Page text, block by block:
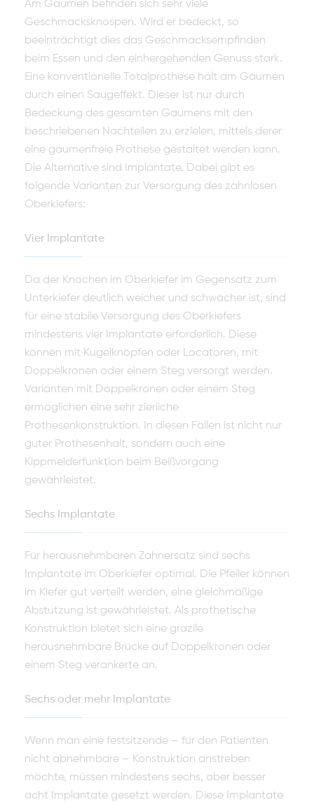
Am Gaumen befinden sich sehr viele
Geschmacksknospen. Wird er bedeckt, so
beeinträchtigt dies das Geschmacksempfinden
beim Essen und den einher­gehenden Genuss stark.
Eine konventionelle Totalprothese hält am Gaumen
durch einen Saugeffekt. Dieser ist nur durch
Bedeckung des gesamten Gaumens mit den
beschriebe­nen Nachteilen zu erzielen, mittels derer
eine gaumenfreie Prothese gestaltet werden kann.
Die Alternative sind Implantate. Dabei gibt es
folgende Varianten zur Versor­gung des zahnlosen
Oberkiefers:
Vier Implantate
Da der Knochen im Oberkiefer im Gegensatz zum
Unterkiefer deutlich wei­cher und schwächer ist, sind
für eine stabile Versorgung des Oberkiefers
mindestens vier Implantate erforderlich. Diese
können mit Kugelknöpfen oder Locatoren, mit
Doppelkronen oder einem Steg versorgt werden.
Va­rianten mit Doppelkronen oder einem Steg
ermöglichen eine sehr zierliche
Prothesenkonstruktion. In diesen Fällen ist nicht nur
guter Prothesenhalt, son­dern auch eine
Kippmeiderfunktion beim Beißvorgang
gewährleistet.
Sechs Implantate
Für herausnehmbaren Zahnersatz sind sechs
Implantate im Oberkiefer op­timal. Die Pfeiler können
im Kiefer gut verteilt werden, eine gleichmäßige
Abstützung ist gewährleistet. Als prothetische
Konstruktion bietet sich eine grazile
herausnehmbare Brücke auf Doppelkronen oder
einem Steg veran­kerte an.
Sechs oder mehr Implantate
Wenn man eine festsitzende – für den Patienten
nicht abnehmbare – Kons­truktion anstreben
möchte, müssen mindestens sechs, aber besser
acht Im­plantate gesetzt werden. Diese Implantate